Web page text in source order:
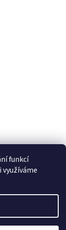
funkcí